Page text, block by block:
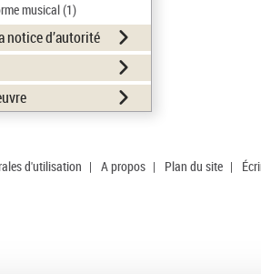
musical(1)
notice d’autorité
d'utilisation | A propos | Plan du site |